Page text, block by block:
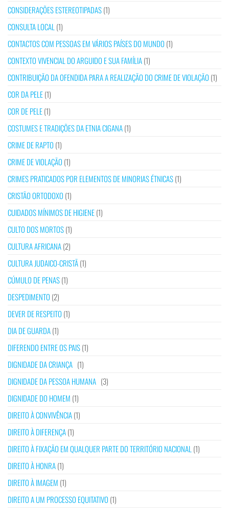
CONSIDERAÇÕES ESTEREOTIPADAS(1)
CONSULTA LOCAL (1)
CONTACTOS COM PESSOAS EM VÁRIOS PAÍSES DO MUNDO (1)
CONTEXTO VIVENCIAL DO ARGUIDO E SUA FAMÍLIA(1)
CONTRIBUIÇÃO DA OFENDIDA PARA A REALIZAÇÃO DO CRIME DE VIOLAÇÃO (1)
COR DA PELE(1)
COR DE PELE(1)
COSTUMES E TRADIÇÕES DA ETNIA CIGANA(1)
CRIME DE RAPTO (1)
CRIME DE VIOLAÇÃO (1)
CRIMES PRATICADOS POR ELEMENTOS DE MINORIAS ÉTNICAS(1)
CRISTÃO ORTODOXO (1)
CUIDADOS MÍNIMOS DE HIGIENE(1)
CULTO DOS MORTOS(1)
CULTURA AFRICANA(2)
CULTURA JUDAICO-CRISTÃ(1)
CÚMULO DE PENAS(1)
DESPEDIMENTO (2)
DEVER DE RESPEITO (1)
DIA DE GUARDA(1)
DIFERENDO ENTRE OS PAIS(1)
DIGNIDADE DA CRIANÇA (1)
DIGNIDADE DA PESSOA HUMANA (3)
DIGNIDADE DO HOMEM (1)
DIREITO À CONVIVÊNCIA(1)
DIREITO À DIFERENÇA(1)
DIREITO À FIXAÇÃO EM QUALQUER PARTE DO TERRITÓRIO NACIONAL (1)
DIREITO À HONRA(1)
DIREITO À IMAGEM (1)
DIREITO A UM PROCESSO EQUITATIVO (1)